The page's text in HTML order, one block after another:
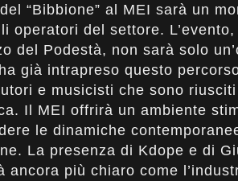
“Bibbione” al MEI sarà un
operatori del settore.
del Podestà, non sarà solo
già intrapreso questo
e musicisti che sono
Il MEI offrirà un ambiente
le dinamiche
La presenza di Kdope e di
ancora più chiaro come